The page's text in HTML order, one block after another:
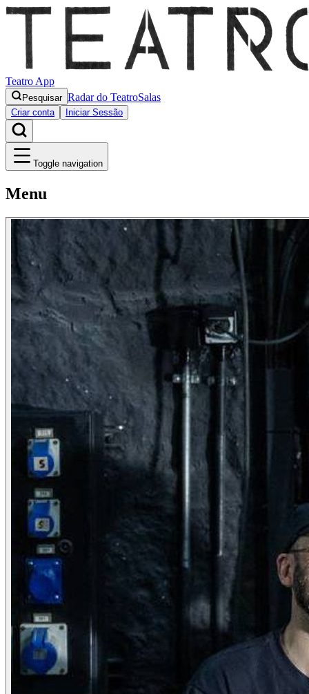
Teatro App
Pesquisar Radar do TeatroSalas
Criar conta Iniciar Sessão
Toggle navigation
Menu